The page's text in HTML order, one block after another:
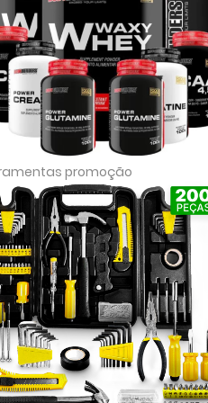
promoção